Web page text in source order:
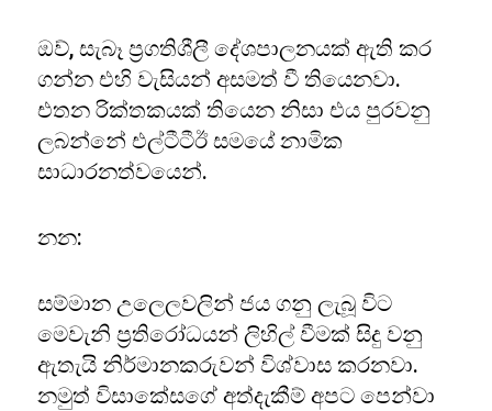
ඔව්, සැබෑ ප්‍රගතිශීලී දේශපාලනයක් ඇති කර
ගන්න එහි වැසියන් අසමත් වී තියෙනවා.
එතන රික්තකයක් තියෙන නිසා එය පුරවනු
ලබන්නේ එල්ටීටීඊ සමයේ නාමික
සාධාරනත්වයෙන්.
නන:
සම්මාන උලෙලවලින් ජය ගනු ලැබූ විට
මෙවැනි ප්‍රතිරෝධයන් ලිහිල් වීමක් සිදු වනු
ඇතැයි නිර්මානකරුවන් විශ්වාස කරනවා.
නමුත් විසාකේසගේ අත්දැකීම් අපට පෙන්වා